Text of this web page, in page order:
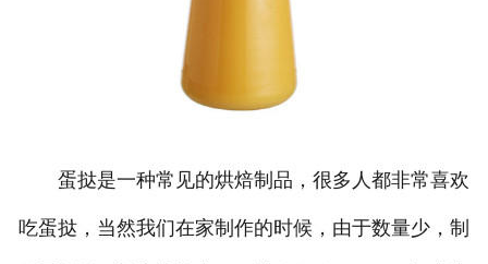
蛋挞是一种常见的烘焙制品，很多人都非常喜欢
吃蛋挞，当然我们在家制作的时候，由于数量少，制